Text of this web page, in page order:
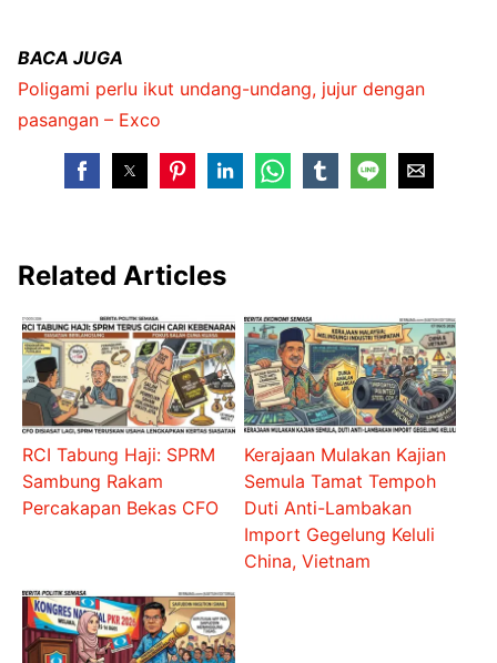
BACA JUGA
Poligami perlu ikut undang-undang, jujur dengan
pasangan – Exco
Related Articles
RCI Tabung Haji: SPRM
Sambung Rakam
Percakapan Bekas CFO
Kerajaan Mulakan Kajian
Semula Tamat Tempoh
Duti Anti-Lambakan
Import Gegelung Keluli
China, Vietnam